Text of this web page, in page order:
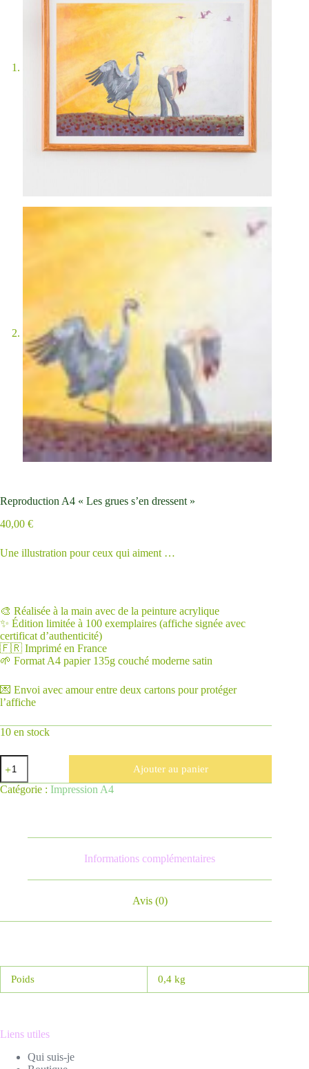
Reproduction A4 « Les grues s’en dressent »
40,00 €
Une illustration pour ceux qui aiment …
🎨 Réalisée à la main avec de la peinture acrylique
✨ Édition limitée à 100 exemplaires (affiche signée avec
certificat d’authenticité)
🇫🇷 Imprimé en France
🌱 Format A4 papier 135g couché moderne satin
💌 Envoi avec amour entre deux cartons pour protéger
l’affiche
10 en stock
quantité
de
Reproduction
A4
Ajouter au panier
Catégorie : Impression A4
Informations complémentaires
Avis (0)
Poids 0,4 kg
Liens utiles
Qui suis-je